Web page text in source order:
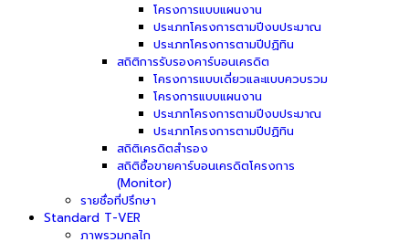
โครงการแบบแผนงาน
ประเภทโครงการตามปีงบประมาณ
ประเภทโครงการตามปีปฏิทิน
สถิติการรับรองคาร์บอนเครดิต
โครงการแบบเดี่ยวและแบบควบรวม
โครงการแบบแผนงาน
ประเภทโครงการตามปีงบประมาณ
ประเภทโครงการตามปีปฏิทิน
สถิติเครดิตสำรอง
สถิติซื้อขายคาร์บอนเครดิตโครงการ
(Monitor)
รายชื่อที่ปรึกษา
Standard T-VER
ภาพรวมกลไก